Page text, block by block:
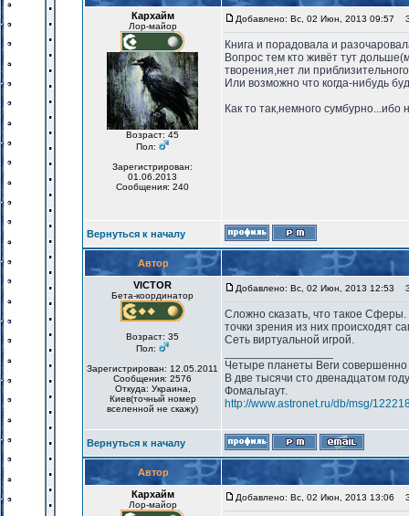
Кархайм
Лор-майор
Возраст: 45
Пол:
Зарегистрирован:
01.06.2013
Сообщения: 240
Добавлено: Вс, 02 Июн, 2013 09:57
Книга и порадовала и
Вопрос тем кто живёт тут
творения,нет ли
Или возможно что когда-нибудь
Как то так,немного
Вернуться к началу
Автор
VICTOR
Бета-координатор
Возраст: 35
Пол:
Зарегистрирован: 12.05.2011
Сообщения: 2576
Откуда: Украина,
Киев(точный номер
вселенной не скажу)
Добавлено: Вс, 02 Июн, 2013 12:53
Сложно сказать, что такое
точки зрения из них происходят
Сеть виртуальной игрой.
Четыре планеты Веги
В две тысячи сто двенадцатом
Фомальгаут.
http://www.astronet.ru/db/msg/
Вернуться к началу
Автор
Кархайм
Лор-майор
Добавлено: Вс, 02 Июн, 2013 13:06